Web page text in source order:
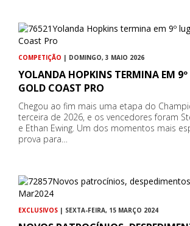
COMPETIÇÃO | DOMINGO, 3 MAIO 2026
YOLANDA HOPKINS TERMINA EM
GOLD COAST PRO
Chegou ao fim mais uma etapa do
terceira de 2026, e os vencedores foram
e Ethan Ewing. Um dos momentos mais
prova para…
EXCLUSIVOS | SEXTA-FEIRA, 15 MARÇO 2024